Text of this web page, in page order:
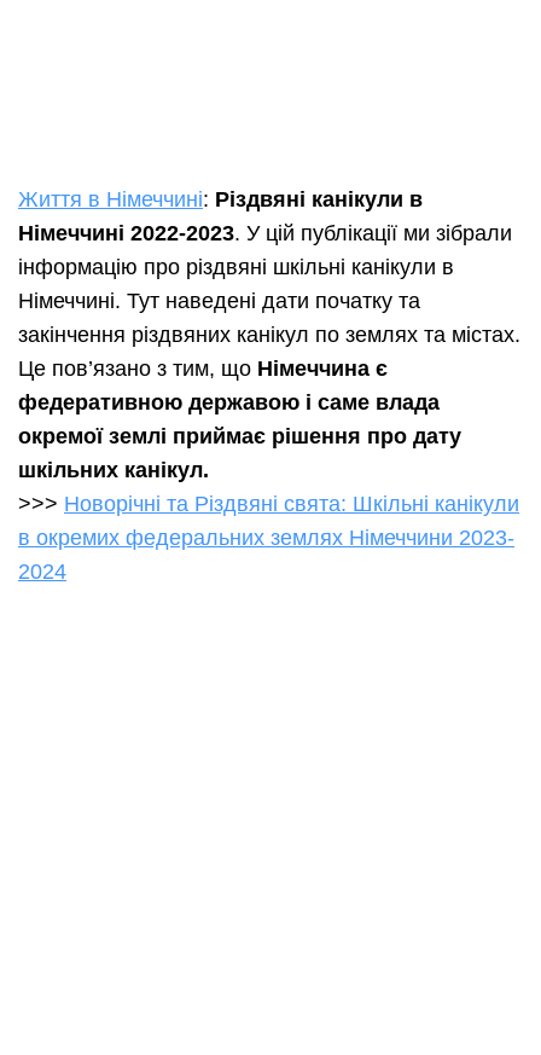
Життя в Німеччині: Різдвяні канікули в
Німеччині 2022-2023. У цій публікації ми зібрали
інформацію про різдвяні шкільні канікули в
Німеччині. Тут наведені дати початку та
закінчення різдвяних канікул по землях та містах.
Це пов’язано з тим, що Німеччина є
федеративною державою і саме влада
окремої землі приймає рішення про дату
шкільних канікул.
>>> Новорічні та Різдвяні свята: Шкільні канікули
в окремих федеральних землях Німеччини 2023-
2024